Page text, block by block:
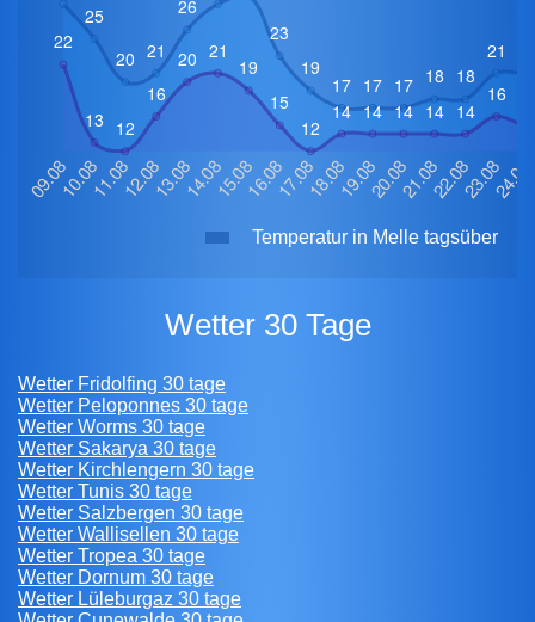
Temperatur in Melle tagsüber
Wetter 30 Tage
Wetter Fridolfing 30 tage
Wetter Peloponnes 30 tage
Wetter Worms 30 tage
Wetter Sakarya 30 tage
Wetter Kirchlengern 30 tage
Wetter Tunis 30 tage
Wetter Salzbergen 30 tage
Wetter Wallisellen 30 tage
Wetter Tropea 30 tage
Wetter Dornum 30 tage
Wetter Lüleburgaz 30 tage